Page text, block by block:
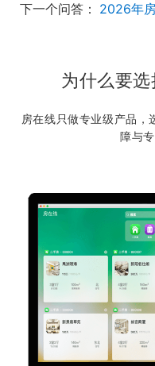
下一个问答： 2026年
为什么要选
房在线只做专业级产品，
障与